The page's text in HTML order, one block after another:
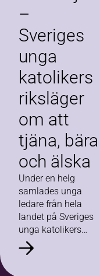
–
Sveriges
unga
katolikers
riksläger
om att
tjäna, bära
och älska
Under en helg
samlades unga
ledare från hela
landet på Sveriges
unga katolikers
riksläger på
Stiftsgården